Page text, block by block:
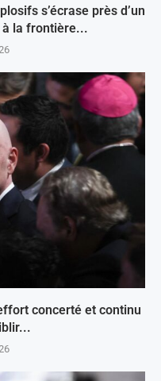
s’écrase près d’un
la frontière...
concerté et continu